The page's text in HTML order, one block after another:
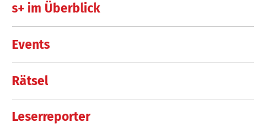
s+ im Überblick
Events
Rätsel
Leserreporter